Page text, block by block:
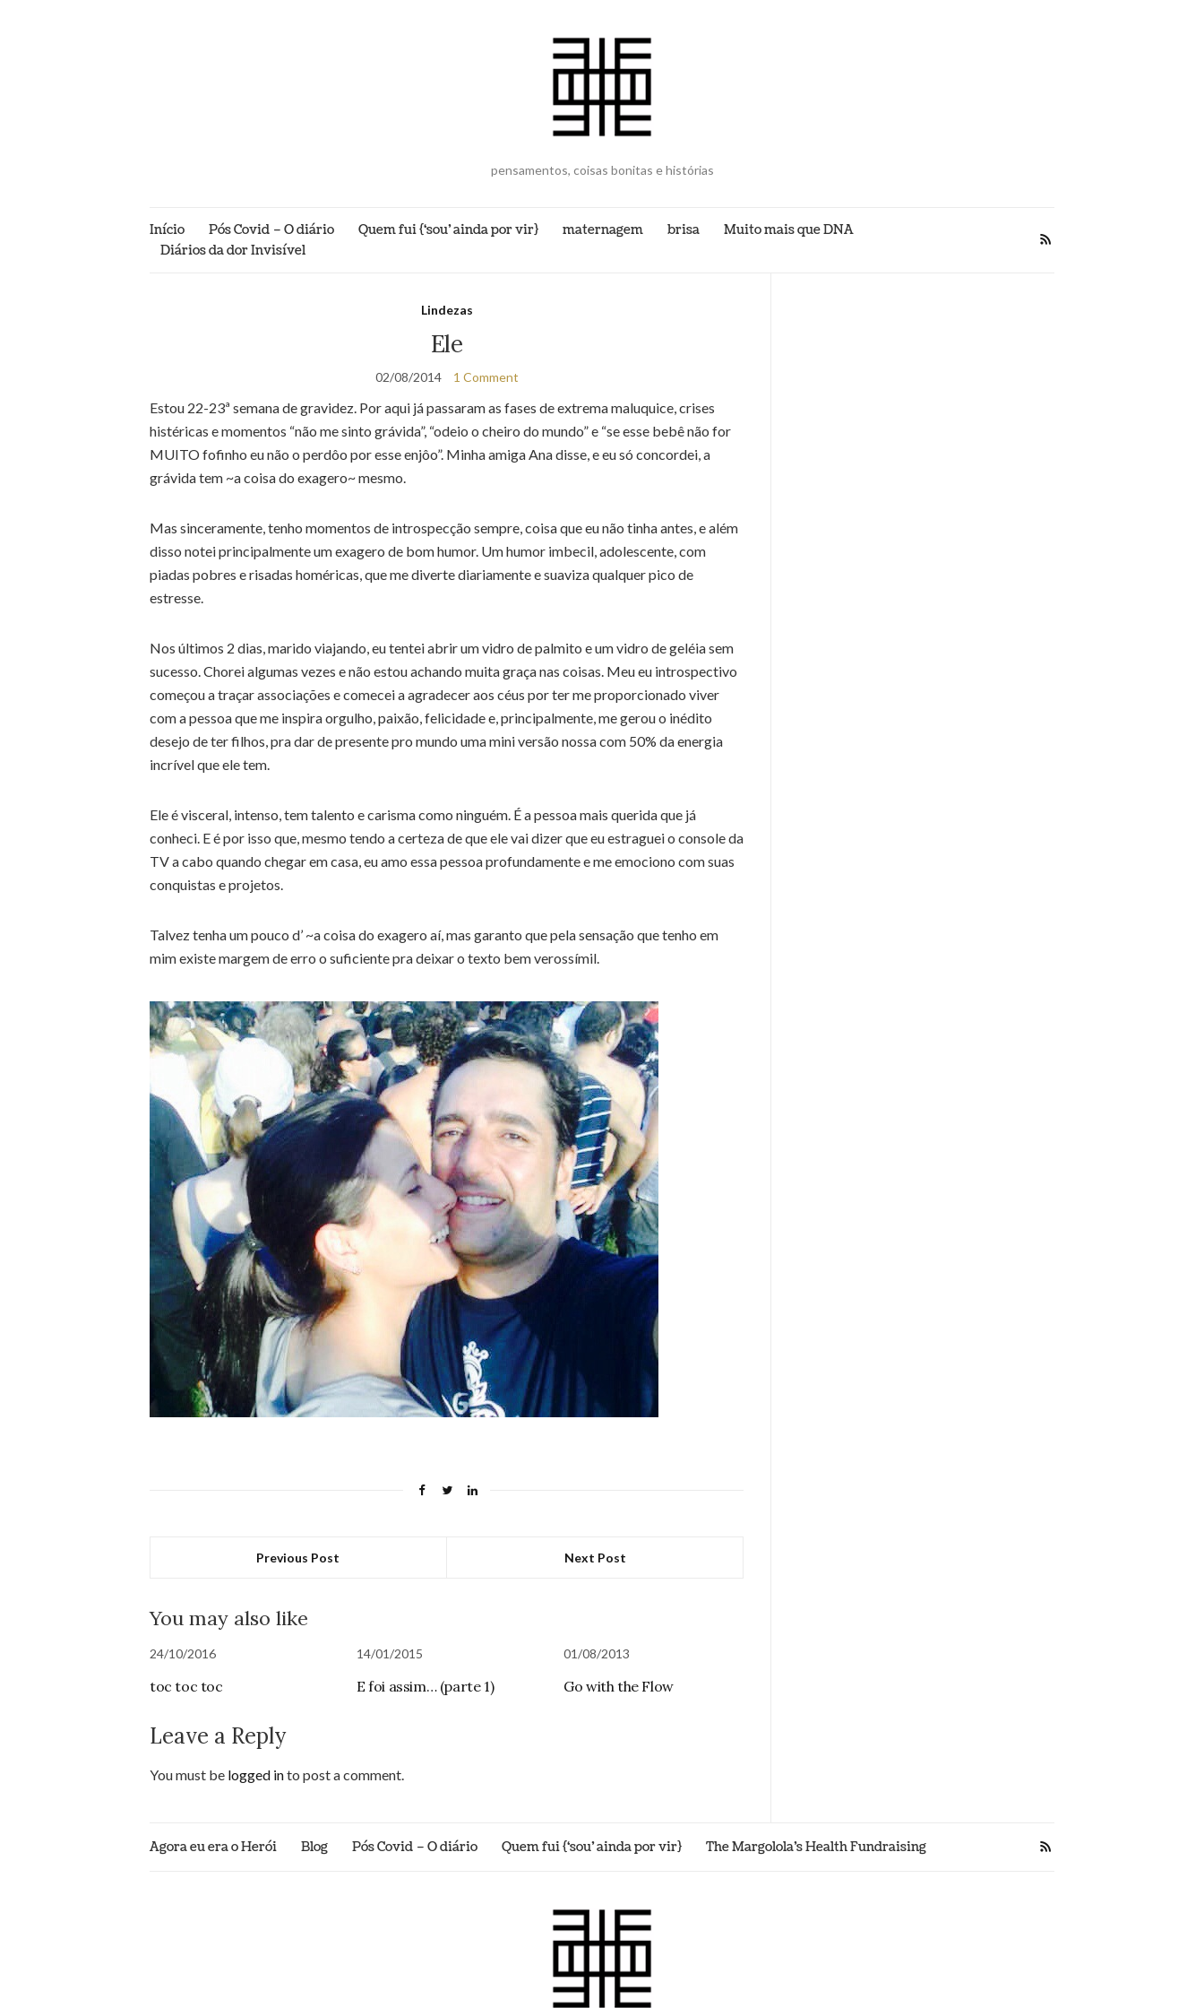
pensamentos, coisas bonitas e histórias
Início Pós Covid – O diário Quem fui {‘sou’ ainda por vir} maternagem brisa
Muito mais que DNA
Diários da dor Invisível
Lindezas
Ele
02/08/2014 1 Comment
Estou 22-23ª semana de gravidez. Por aqui já passaram as fases de extrema maluquice, crises
histéricas e momentos “não me sinto grávida”, “odeio o cheiro do mundo” e “se esse bebê não for
MUITO fofinho eu não o perdôo por esse enjôo”. Minha amiga Ana disse, e eu só concordei, a
grávida tem ~a coisa do exagero~ mesmo.
Mas sinceramente, tenho momentos de introspecção sempre, coisa que eu não tinha antes, e além
disso notei principalmente um exagero de bom humor. Um humor imbecil, adolescente, com
piadas pobres e risadas homéricas, que me diverte diariamente e suaviza qualquer pico de
estresse.
Nos últimos 2 dias, marido viajando, eu tentei abrir um vidro de palmito e um vidro de geléia sem
sucesso. Chorei algumas vezes e não estou achando muita graça nas coisas. Meu eu introspectivo
começou a traçar associações e comecei a agradecer aos céus por ter me proporcionado viver
com a pessoa que me inspira orgulho, paixão, felicidade e, principalmente, me gerou o inédito
desejo de ter filhos, pra dar de presente pro mundo uma mini versão nossa com 50% da energia
incrível que ele tem.
Ele é visceral, intenso, tem talento e carisma como ninguém. É a pessoa mais querida que já
conheci. E é por isso que, mesmo tendo a certeza de que ele vai dizer que eu estraguei o console da
TV a cabo quando chegar em casa, eu amo essa pessoa profundamente e me emociono com suas
conquistas e projetos.
Talvez tenha um pouco d’ ~a coisa do exagero aí, mas garanto que pela sensação que tenho em
mim existe margem de erro o suficiente pra deixar o texto bem verossímil.
Previous Post Next Post
You may also like
24/10/2016
toc toc toc
14/01/2015
E foi assim… (parte 1)
01/08/2013
Go with the Flow
Leave a Reply
You must be logged into post a comment.
Agora eu era o Herói Blog Pós Covid – O diário Quem fui {‘sou’ ainda por vir} The Margolola’s Health Fundraising